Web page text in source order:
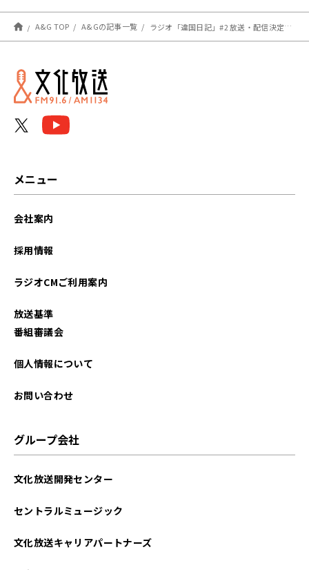
A&G TOP A&Gの記事一覧 ラジオ「違国日記」#2 放送・配信決定＆メール大募集！
メニュー
会社案内
採用情報
ラジオCMご利用案内
放送基準
番組審議会
個人情報について
お問い合わせ
グループ会社
文化放送開発センター
セントラルミュージック
文化放送キャリアパートナーズ